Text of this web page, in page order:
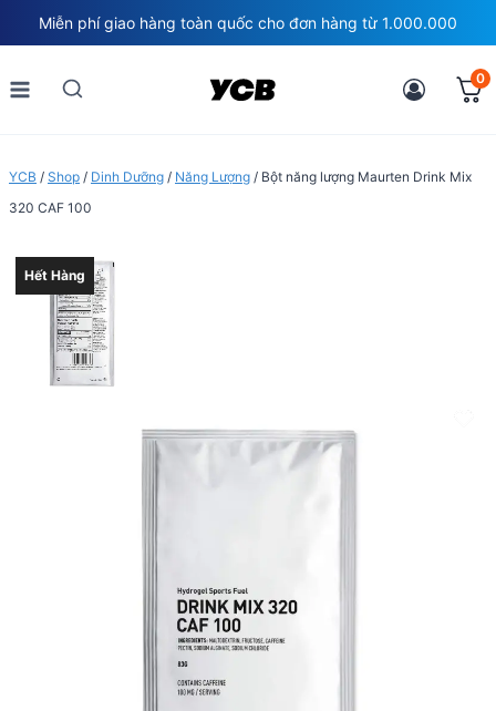
to
content
Miễn phí giao hàng toàn quốc cho đơn hàng từ 1.000.000
0
YCB / Shop / Dinh Dưỡng / Năng Lượng / Bột năng lượng Maurten Drink Mix
320 CAF 100
Hết Hàng